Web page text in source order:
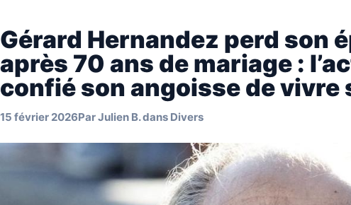
Gérard Hernandez perd son
après 70 ans de mariage :
confié son angoisse de vivre
15 février 2026ParJulien B.dans Divers